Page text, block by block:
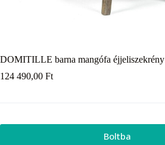
DOMITILLE barna mangófa éjjeliszekrény
124 490,00 Ft
Boltba